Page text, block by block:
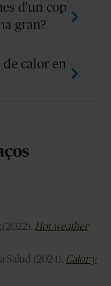
percebre la set o
temperatures poden
un entorn
d'un cop
gran?
la set intensa, la
i un augment
calor en
de l'estat
urgent.
Hot weather
Salud (2024). Calor y